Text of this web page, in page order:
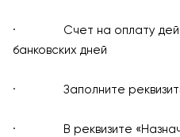
· Счет на оплату
банковских дней
· Заполните реквизиты
· В реквизите